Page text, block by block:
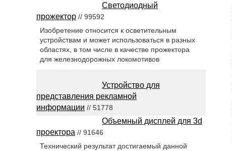
Светодиодный
прожектор // 99592
Изобретение относится к осветительным
устройствам и может использоваться в разных
областях, в том числе в качестве прожектора
для железнодорожных локомотивов
Устройство для
представления рекламной
информации // 51778
Объемный дисплей для 3d
проектора // 91646
Технический результат достигаемый данной